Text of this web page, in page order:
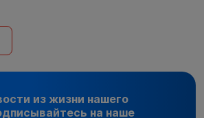
из жизни нашего
на наше